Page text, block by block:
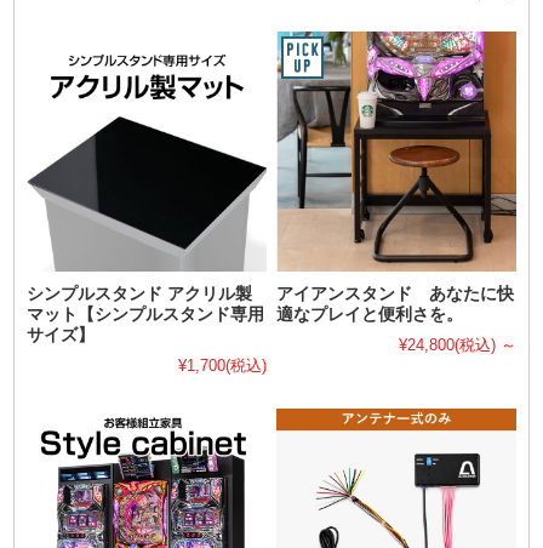
シンプルスタンド アクリル製
マット【シンプルスタンド専用
サイズ】
¥1,700(税込)
アイアンスタンド あなたに快
適なプレイと便利さを。
¥24,800(税込) ～